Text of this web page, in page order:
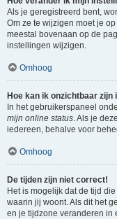
Als je geregistreerd bent,
Om ze te wijzigen moet je op
meestal bovenaan op de
instellingen wijzigen.
Omhoog
Hoe kan ik onzichtbaar
In het gebruikerspaneel
mijn online status. Als je
iedereen, behalve voor
Omhoog
De tijden zijn niet correct!
Het is mogelijk dat de tijd
waarin jij woont. Als dit het
en je tijdzone veranderen in